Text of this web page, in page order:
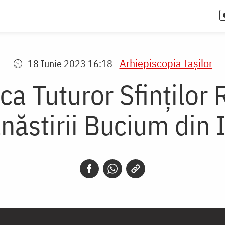
18 Iunie 2023 16:18 Arhiepiscopia Iaşilor
Tuturor Sfinților
Bucium din